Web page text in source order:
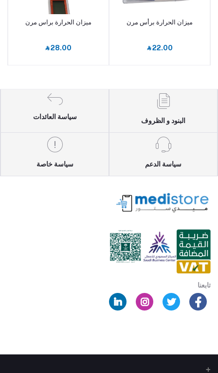
أضف إلى السلة
ميزان الحرارة برأس مرن
‎⃁ 22.00
أضف إلى السلة
ميزان الحرارة براس مرن
‎⃁ 28.00
البنود و الظروف
سياسة العائدات
سياسة الدعم سياسة خاصة
تابعنا